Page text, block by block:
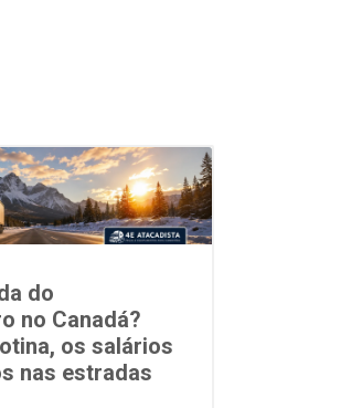
do
no Canadá?
os salários
nas estradas